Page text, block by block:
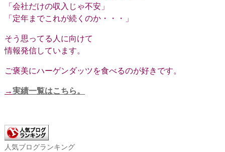
「会社だけの収入じゃ不安」
「定年までこれが続くのか・・・」
そう思ってる人に向けて
情報発信しています。
ご褒美にハーゲンダッツを食べるのが好きです。
→実績一覧はこちら。
人気ブログランキング